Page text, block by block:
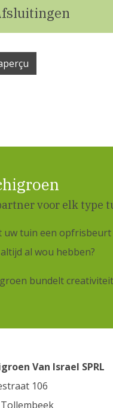
voor elk type
uw tuin een
al wou hebben?
bundelt
Van Israel SPRL
106